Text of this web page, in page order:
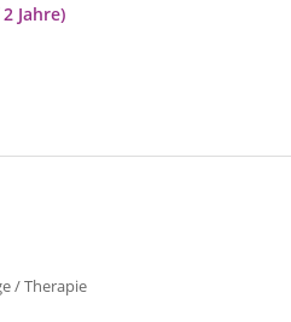
Jahre)
/ Therapie